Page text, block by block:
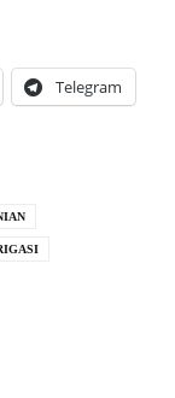
Telegram